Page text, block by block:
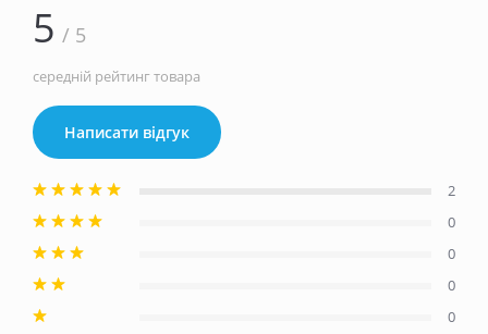
5 / 5
середній рейтинг товара
Написати відгук
2
0
0
0
0